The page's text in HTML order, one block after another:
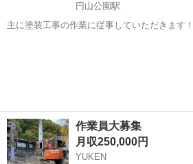
円山公園駅
主に塗装工事の作業に従事していただきます！ 現在3人と小規模の会
作業員大募集
月収250,000円
YUKEN